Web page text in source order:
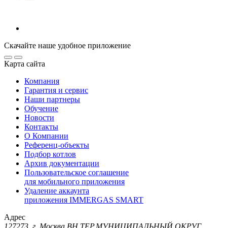
Скачайте наше удобное приложение
Карта сайта
Компания
Гарантия и сервис
Наши партнеры
Обучение
Новости
Контакты
О Компании
Референц-объекты
Подбор котлов
Архив документации
Пользовательское соглашение
для мобильного приложения
Удаление аккаунта
приложения IMMERGAS SMART
Адрес
127273, г. Москва ВН.ТЕР.МУНИЦИПАЛЬНЫЙ ОКРУГ